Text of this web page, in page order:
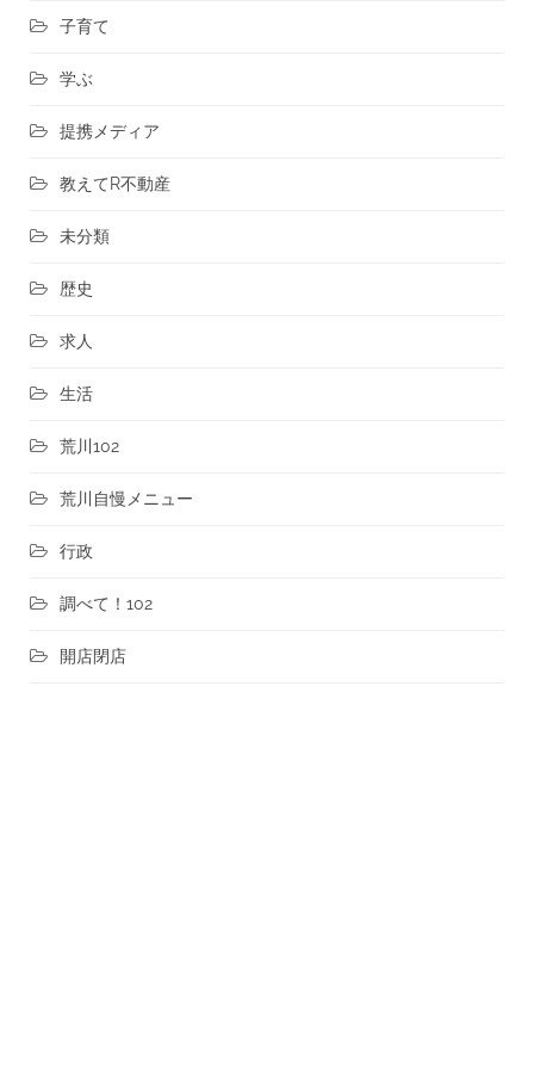
子育て
学ぶ
提携メディア
教えてR不動産
未分類
歴史
求人
生活
荒川102
荒川自慢メニュー
行政
調べて！102
開店閉店